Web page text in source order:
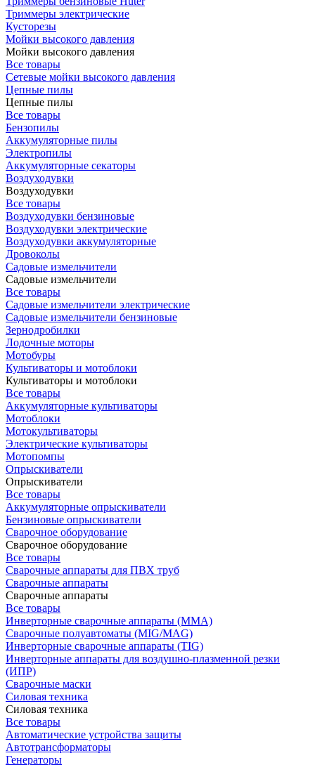
Триммеры электрические
Кусторезы
Мойки высокого давления
Мойки высокого давления
Все товары
Сетевые мойки высокого давления
Цепные пилы
Цепные пилы
Все товары
Бензопилы
Аккумуляторные пилы
Электропилы
Аккумуляторные секаторы
Воздуходувки
Воздуходувки
Все товары
Воздуходувки бензиновые
Воздуходувки электрические
Воздуходувки аккумуляторные
Дровоколы
Садовые измельчители
Садовые измельчители
Все товары
Садовые измельчители электрические
Садовые измельчители бензиновые
Зернодробилки
Лодочные моторы
Мотобуры
Культиваторы и мотоблоки
Культиваторы и мотоблоки
Все товары
Аккумуляторные культиваторы
Мотоблоки
Мотокультиваторы
Электрические культиваторы
Мотопомпы
Опрыскиватели
Опрыскиватели
Все товары
Аккумуляторные опрыскиватели
Бензиновые опрыскиватели
Сварочное оборудование
Сварочное оборудование
Все товары
Сварочные аппараты для ПВХ труб
Сварочные аппараты
Сварочные аппараты
Все товары
Инверторные сварочные аппараты (ММА)
Сварочные полуавтоматы (MIG/MAG)
Инверторные сварочные аппараты (TIG)
Инверторные аппараты для воздушно-плазменной резки
(ИПР)
Сварочные маски
Силовая техника
Силовая техника
Все товары
Автоматические устройства защиты
Автотрансформаторы
Генераторы